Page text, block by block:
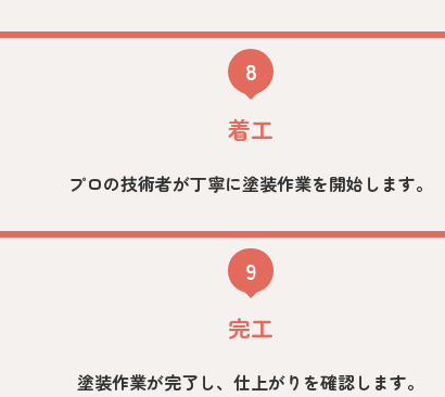
8
着工
プロの技術者が丁寧に塗装作業を開始します。
9
完工
塗装作業が完了し、仕上がりを確認します。